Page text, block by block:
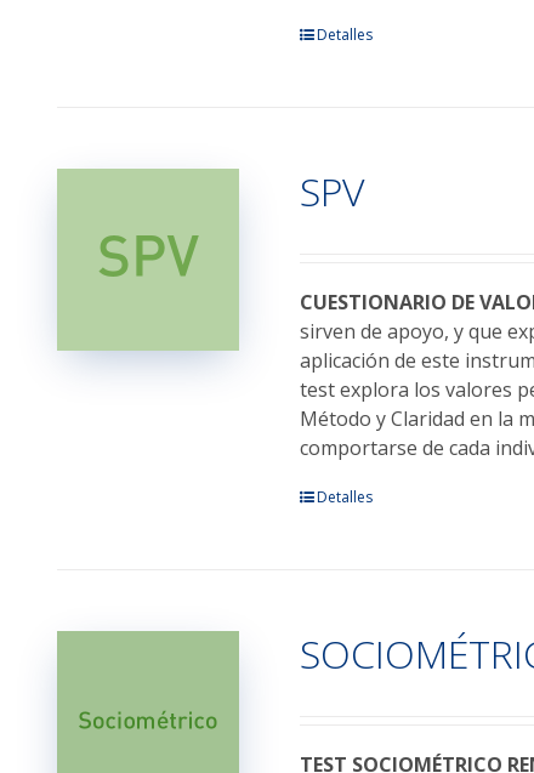
Este
Las
opciones
elegir
en
la
página
de
producto
Detalles
SPV
CUESTIONARIO DE
sirven de apoyo, y que
aplicación de este
test explora los valores
Método y Claridad en la
comportarse de cada
Este
Las
opciones
elegir
Detalles
TEST SOCIOMÉTRICO